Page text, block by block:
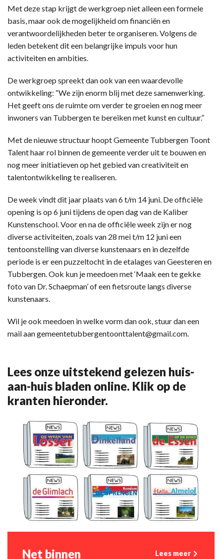
Met deze stap krijgt de werkgroep niet alleen een formele
basis, maar ook de mogelijkheid om financiën en
verantwoordelijkheden beter te organiseren. Volgens de
leden betekent dit een belangrijke impuls voor hun
activiteiten en ambities.
De werkgroep spreekt dan ook van een waardevolle
ontwikkeling: “We zijn enorm blij met deze samenwerking.
Het geeft ons de ruimte om verder te groeien en nog meer
inwoners van Tubbergen te bereiken met kunst en cultuur.”
Met de nieuwe structuur hoopt Gemeente Tubbergen Toont
Talent haar rol binnen de gemeente verder uit te bouwen en
nog meer initiatieven op het gebied van creativiteit en
talentontwikkeling te realiseren.
De week vindt dit jaar plaats van 6 t/m 14 juni. De officiële
opening is op 6 juni tijdens de open dag van de Kaliber
Kunstenschool. Voor en na de officiële week zijn er nog
diverse activiteiten, zoals van 28 mei t/m 12 juni een
tentoonstelling van diverse kunstenaars en in dezelfde
periode is er een puzzeltocht in de etalages van Geesteren en
Tubbergen. Ook kun je meedoen met ‘Maak een te gekke
foto van Dr. Schaepman’ of een fietsroute langs diverse
kunstenaars.
Wil je ook meedoen in welke vorm dan ook, stuur dan een
mail aan gemeentetubbergentoonttalent@gmail.com.
Lees onze uitstekend gelezen huis-
aan-huis bladen online. Klik op de
kranten hieronder.
Net binnen Lees meer